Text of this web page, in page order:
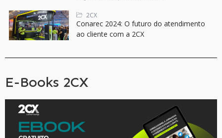
2CX
Conarec 2024: O futuro do atendimento
ao cliente com a 2CX
E-Books 2CX